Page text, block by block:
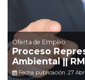
Oferta de Empleo
Proceso
Ambiental || RM
Fecha publicación: 27